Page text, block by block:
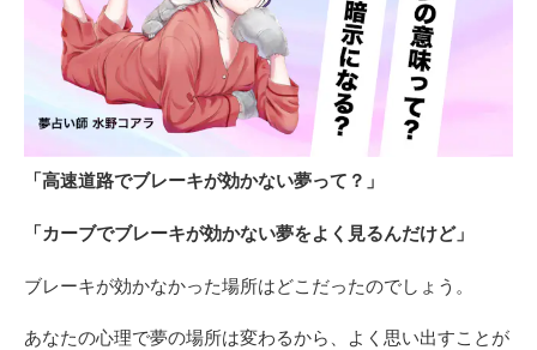
「高速道路でブレーキが効かない夢って？」
「カーブでブレーキが効かない夢をよく見るんだけど」
ブレーキが効かなかった場所はどこだったのでしょう。
あなたの心理で夢の場所は変わるから、よく思い出すことが